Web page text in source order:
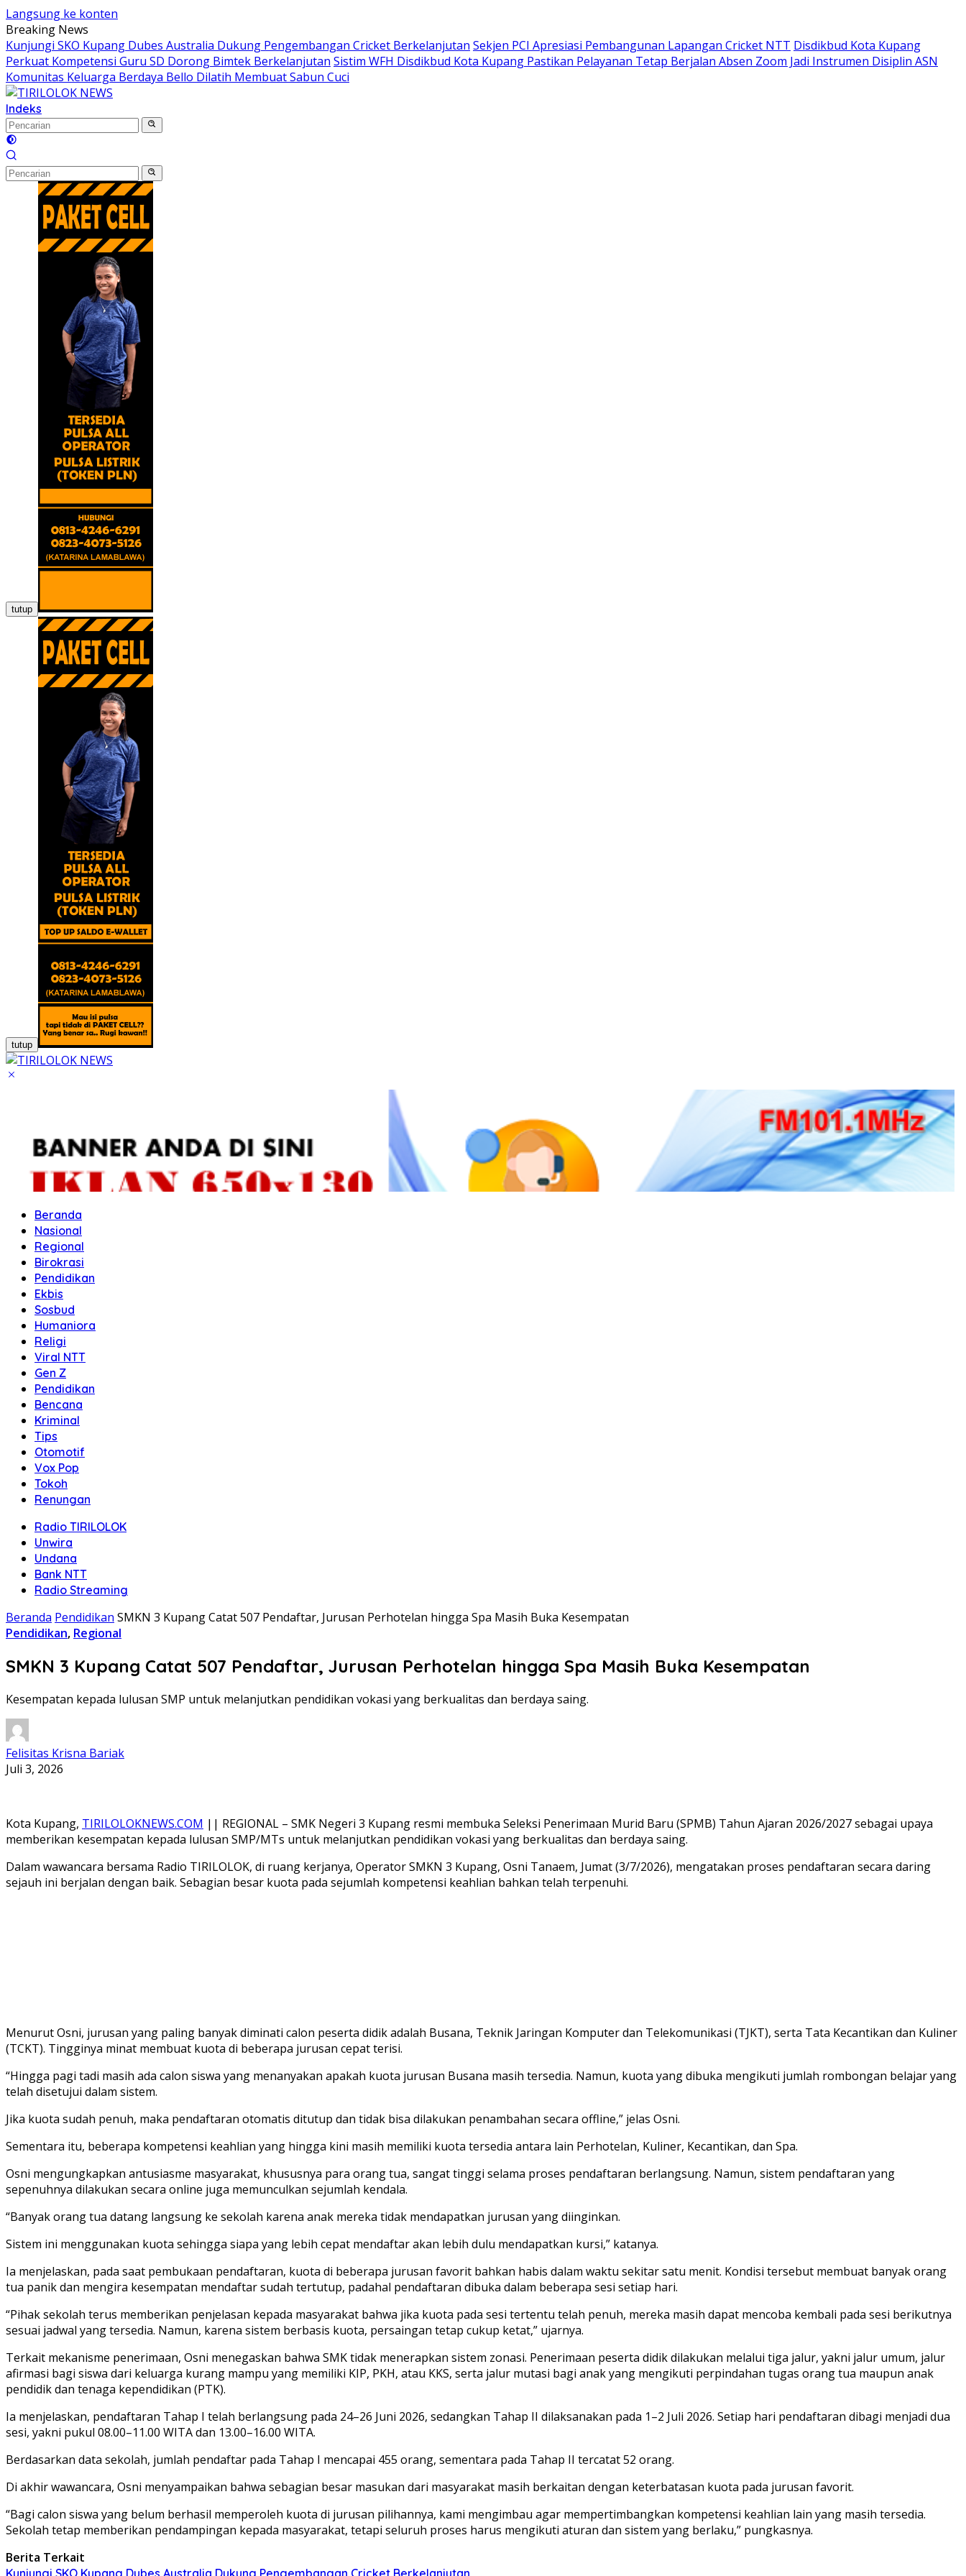
Langsung ke konten
Breaking News
Kunjungi SKO Kupang Dubes Australia Dukung Pengembangan Cricket Berkelanjutan Sekjen PCI Apresiasi Pembangunan Lapangan Cricket NTT Disdikbud Kota Kupang
Perkuat Kompetensi Guru SD Dorong Bimtek Berkelanjutan Sistim WFH Disdikbud Kota Kupang Pastikan Pelayanan Tetap Berjalan Absen Zoom Jadi Instrumen Disiplin ASN
Komunitas Keluarga Berdaya Bello Dilatih Membuat Sabun Cuci
Indeks
tutup
tutup
Beranda
Nasional
Regional
Birokrasi
Pendidikan
Ekbis
Sosbud
Humaniora
Religi
Viral NTT
Gen Z
Pendidikan
Bencana
Kriminal
Tips
Otomotif
Vox Pop
Tokoh
Renungan
Radio TIRILOLOK
Unwira
Undana
Bank NTT
Radio Streaming
Beranda Pendidikan SMKN 3 Kupang Catat 507 Pendaftar, Jurusan Perhotelan hingga Spa Masih Buka Kesempatan
Pendidikan, Regional
SMKN 3 Kupang Catat 507 Pendaftar, Jurusan Perhotelan hingga Spa Masih Buka Kesempatan
Kesempatan kepada lulusan SMP untuk melanjutkan pendidikan vokasi yang berkualitas dan berdaya saing.
Felisitas Krisna Bariak
Juli 3, 2026
Kota Kupang, TIRILOLOKNEWS.COM || REGIONAL – SMK Negeri 3 Kupang resmi membuka Seleksi Penerimaan Murid Baru (SPMB) Tahun Ajaran 2026/2027 sebagai upaya
memberikan kesempatan kepada lulusan SMP/MTs untuk melanjutkan pendidikan vokasi yang berkualitas dan berdaya saing.
Dalam wawancara bersama Radio TIRILOLOK, di ruang kerjanya, Operator SMKN 3 Kupang, Osni Tanaem, Jumat (3/7/2026), mengatakan proses pendaftaran secara daring
sejauh ini berjalan dengan baik. Sebagian besar kuota pada sejumlah kompetensi keahlian bahkan telah terpenuhi.
Menurut Osni, jurusan yang paling banyak diminati calon peserta didik adalah Busana, Teknik Jaringan Komputer dan Telekomunikasi (TJKT), serta Tata Kecantikan dan Kuliner
(TCKT). Tingginya minat membuat kuota di beberapa jurusan cepat terisi.
“Hingga pagi tadi masih ada calon siswa yang menanyakan apakah kuota jurusan Busana masih tersedia. Namun, kuota yang dibuka mengikuti jumlah rombongan belajar yang
telah disetujui dalam sistem.
Jika kuota sudah penuh, maka pendaftaran otomatis ditutup dan tidak bisa dilakukan penambahan secara offline,” jelas Osni.
Sementara itu, beberapa kompetensi keahlian yang hingga kini masih memiliki kuota tersedia antara lain Perhotelan, Kuliner, Kecantikan, dan Spa.
Osni mengungkapkan antusiasme masyarakat, khususnya para orang tua, sangat tinggi selama proses pendaftaran berlangsung. Namun, sistem pendaftaran yang
sepenuhnya dilakukan secara online juga memunculkan sejumlah kendala.
“Banyak orang tua datang langsung ke sekolah karena anak mereka tidak mendapatkan jurusan yang diinginkan.
Sistem ini menggunakan kuota sehingga siapa yang lebih cepat mendaftar akan lebih dulu mendapatkan kursi,” katanya.
Ia menjelaskan, pada saat pembukaan pendaftaran, kuota di beberapa jurusan favorit bahkan habis dalam waktu sekitar satu menit. Kondisi tersebut membuat banyak orang
tua panik dan mengira kesempatan mendaftar sudah tertutup, padahal pendaftaran dibuka dalam beberapa sesi setiap hari.
“Pihak sekolah terus memberikan penjelasan kepada masyarakat bahwa jika kuota pada sesi tertentu telah penuh, mereka masih dapat mencoba kembali pada sesi berikutnya
sesuai jadwal yang tersedia. Namun, karena sistem berbasis kuota, persaingan tetap cukup ketat,” ujarnya.
Terkait mekanisme penerimaan, Osni menegaskan bahwa SMK tidak menerapkan sistem zonasi. Penerimaan peserta didik dilakukan melalui tiga jalur, yakni jalur umum, jalur
afirmasi bagi siswa dari keluarga kurang mampu yang memiliki KIP, PKH, atau KKS, serta jalur mutasi bagi anak yang mengikuti perpindahan tugas orang tua maupun anak
pendidik dan tenaga kependidikan (PTK).
Ia menjelaskan, pendaftaran Tahap I telah berlangsung pada 24–26 Juni 2026, sedangkan Tahap II dilaksanakan pada 1–2 Juli 2026. Setiap hari pendaftaran dibagi menjadi dua
sesi, yakni pukul 08.00–11.00 WITA dan 13.00–16.00 WITA.
Berdasarkan data sekolah, jumlah pendaftar pada Tahap I mencapai 455 orang, sementara pada Tahap II tercatat 52 orang.
Di akhir wawancara, Osni menyampaikan bahwa sebagian besar masukan dari masyarakat masih berkaitan dengan keterbatasan kuota pada jurusan favorit.
“Bagi calon siswa yang belum berhasil memperoleh kuota di jurusan pilihannya, kami mengimbau agar mempertimbangkan kompetensi keahlian lain yang masih tersedia.
Sekolah tetap memberikan pendampingan kepada masyarakat, tetapi seluruh proses harus mengikuti aturan dan sistem yang berlaku,” pungkasnya.
Berita Terkait
Kunjungi SKO Kupang Dubes Australia Dukung Pengembangan Cricket Berkelanjutan